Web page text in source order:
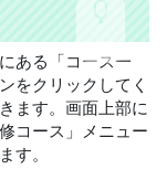
ある「コース一
をクリックしてく
ます。画面上部に
コース」メニュー
す。